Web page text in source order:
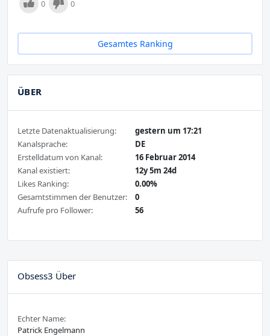
0 0
Gesamtes Ranking
ÜBER
Letzte Datenaktualisierung:
gestern um 17:21
Kanalsprache:
DE
Erstelldatum von Kanal:
16 Februar 2014
Kanal existiert:
12y 5m 24d
Likes Ranking:
0.00%
Gesamtstimmen der Benutzer:
0
Aufrufe pro Follower:
56
Obsess3 Über
Echter Name:
Patrick Engelmann